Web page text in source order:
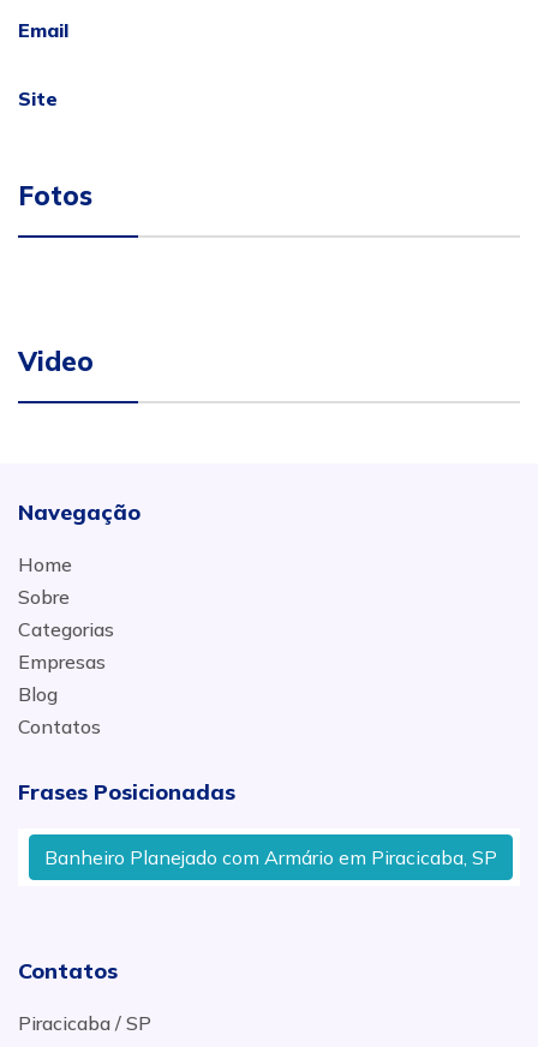
Email
Site
Fotos
Video
Navegação
Home
Sobre
Categorias
Empresas
Blog
Contatos
Frases Posicionadas
Banheiro Planejado com Armário em Piracicaba, SP
Contatos
Piracicaba / SP